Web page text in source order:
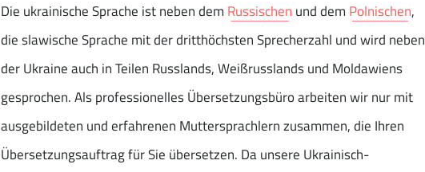
Die ukrainische Sprache ist neben dem Russischen und dem Polnischen,
die slawische Sprache mit der dritthöchsten Sprecherzahl und wird neben
der Ukraine auch in Teilen Russlands, Weißrusslands und Moldawiens
gesprochen. Als professionelles Übersetzungsbüro arbeiten wir nur mit
ausgebildeten und erfahrenen Muttersprachlern zusammen, die Ihren
Übersetzungsauftrag für Sie übersetzen. Da unsere Ukrainisch-